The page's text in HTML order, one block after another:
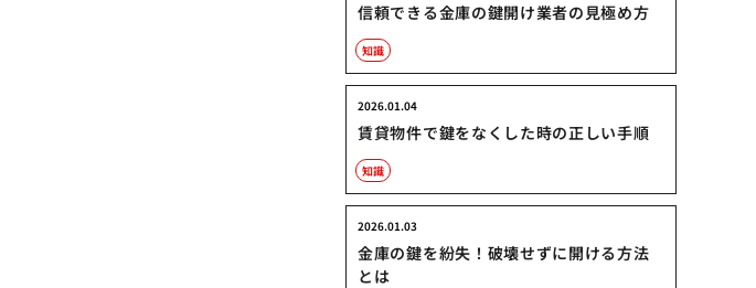
信頼できる金庫の鍵開け業者の見極め方
知識
賃貸物件で鍵をなくした時の正しい手順
2026.01.04
知識
金庫の鍵を紛失！破壊せずに開ける方法
とは
2026.01.03